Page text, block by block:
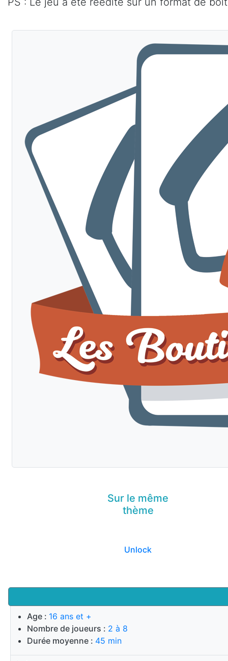
Age : 16 ans et +
Nombre de joueurs : 2 à 8
Durée moyenne : 45 min
Sur le même
thème
Unlock